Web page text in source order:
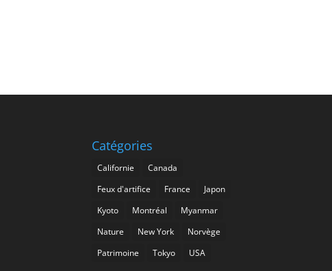
Catégories
Californie
Canada
Feux d'artifice
France
Japon
Kyoto
Montréal
Myanmar
Nature
New York
Norvège
Patrimoine
Tokyo USA